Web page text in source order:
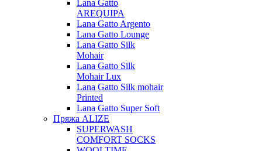
Lana Gatto
AREQUIPA
Lana Gatto Argento
Lana Gatto Lounge
Lana Gatto Silk
Mohair
Lana Gatto Silk
Mohair Lux
Lana Gatto Silk mohair
Printed
Lana Gatto Super Soft
Пряжа ALIZE
SUPERWASH
COMFORT SOCKS